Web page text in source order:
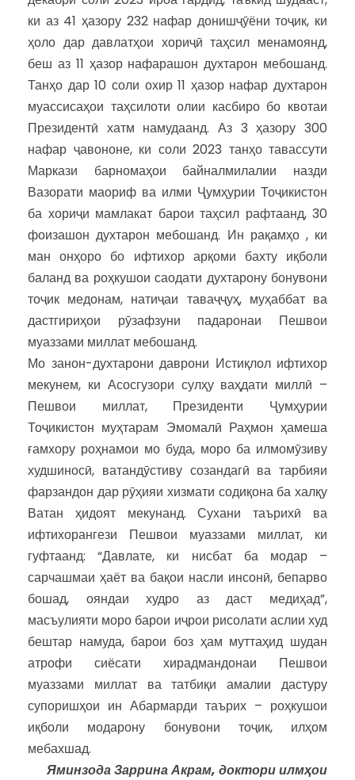
ки аз 41 ҳазору 232 нафар донишҷӯёни тоҷик, ки
ҳоло дар давлатҳои хориҷӣ таҳсил менамоянд,
беш аз 11 ҳазор нафарашон духтарон мебошанд.
Танҳо дар 10 соли охир 11 ҳазор нафар духтарон
муассисаҳои таҳсилоти олии касбиро бо квотаи
Президентӣ хатм намудаанд. Аз 3 ҳазору 300
нафар ҷавононе, ки соли 2023 танҳо тавассути
Маркази барномаҳои байналмилалии назди
Вазорати маориф ва илми Ҷумҳурии Тоҷикистон
ба хориҷи мамлакат барои таҳсил рафтаанд, 30
фоизашон духтарон мебошанд. Ин рақамҳо , ки
ман онҳоро бо ифтихор арқоми бахту иқболи
баланд ва роҳкушои саодати духтарону бонувони
тоҷик медонам, натиҷаи таваҷҷуҳ, муҳаббат ва
дастгириҳои рӯзафзуни падаронаи Пешвои
муаззами миллат мебошанд.
Мо занон-духтарони даврони Истиқлол ифтихор
мекунем, ки Асосгузори сулҳу ваҳдати миллӣ –
Пешвои миллат, Президенти Ҷумҳурии
Тоҷикистон муҳтарам Эмомалӣ Раҳмон ҳамеша
ғамхору роҳнамои мо буда, моро ба илмомӯзиву
худшиносӣ, ватандӯстиву созандагӣ ва тарбияи
фарзандон дар рӯҳияи хизмати содиқона ба халқу
Ватан ҳидоят мекунанд. Сухани таърихӣ ва
ифтихорангези Пешвои муаззами миллат, ки
гуфтаанд: “Давлате, ки нисбат ба модар –
сарчашмаи ҳаёт ва бақои насли инсонӣ, бепарво
бошад, ояндаи худро аз даст медиҳад”,
масъулияти моро барои иҷрои рисолати аслии худ
бештар намуда, барои боз ҳам муттаҳид шудан
атрофи сиёсати хирадмандонаи Пешвои
муаззами миллат ва татбиқи амалии дастуру
супоришҳои ин Абармарди таърих – роҳкушои
иқболи модарону бонувони тоҷик, илҳом
мебахшад.
Яминзода Заррина Акрам, доктори илмҳои